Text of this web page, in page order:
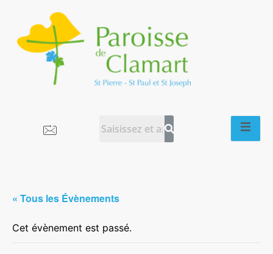
« Tous les Évènements
Cet évènement est passé.